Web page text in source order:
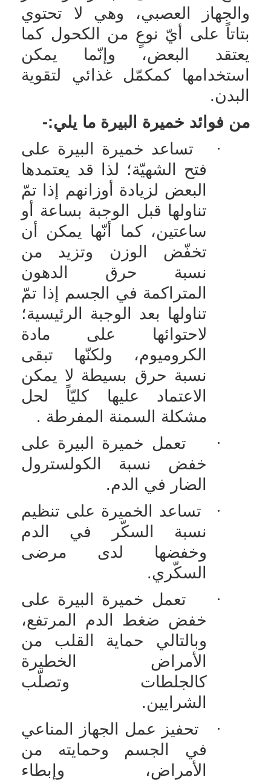
والجهاز العصبي، وهي لا تحتوي
بتاتاً على أيّ نوعٍ من الكحول كما
يعتقد البعض، وإنّما يمكن
استخدامها كمكمّل غذائي لتقوية
البدن.
من فوائد خميرة البيرة ما يلي:-
·
تساعد خميرة البيرة على
فتح الشهيّة؛ لذا قد يعتمدها
البعض لزيادة أوزانهم إذا تمّ
تناولها قبل الوجبة بساعة أو
ساعتين، كما أنّها يمكن أن
تخفّض الوزن وتزيد من
نسبة حرق الدهون
المتراكمة في الجسم إذا تمّ
تناولها بعد الوجبة الرئيسية؛
لاحتوائها على مادة
الكروميوم، ولكنّها تبقى
نسبة حرق بسيطة لا يمكن
الاعتماد عليها كليّاً لحل
مشكلة السمنة المفرطة .
·
تعمل خميرة البيرة على
خفض نسبة الكولسترول
الضار في الدم.
·
تساعد الخميرة على تنظيم
نسبة السكّر في الدم
وخفضها لدى مرضى
السكّري.
·
تعمل خميرة البيرة على
خفض ضغط الدم المرتفع،
وبالتالي حماية القلب من
الأمراض الخطيرة
كالجلطات وتصلّب
الشرايين.
·
تحفيز عمل الجهاز المناعي
في الجسم وحمايته من
الأمراض، وإبطاء